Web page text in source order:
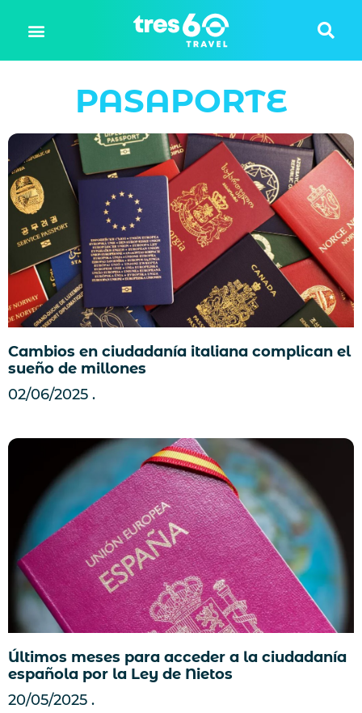
PASAPORTE
Cambios en ciudadanía italiana complican el
sueño de millones
02/06/2025
Últimos meses para acceder a la ciudadanía
española por la Ley de Nietos
20/05/2025